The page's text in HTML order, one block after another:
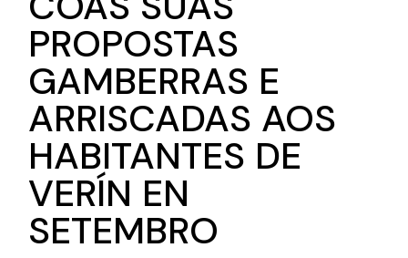
PROPOSTAS
GAMBERRAS E
ARRISCADAS AOS
HABITANTES DE
VERÍN EN
SETEMBRO